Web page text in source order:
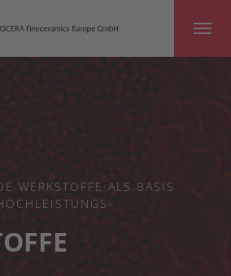
WERKSTOFFE ALS BASIS